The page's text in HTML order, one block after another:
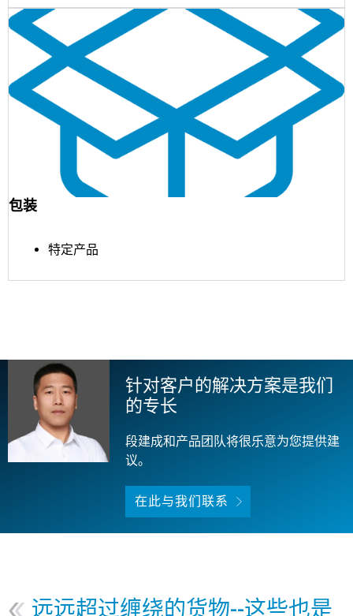
包装
特定产品
针对客户的解决方案是我们
的专长
段建成和产品团队将很乐意为您提供建
议。
在此与我们联系
远远超过缠绕的货物--这些也是